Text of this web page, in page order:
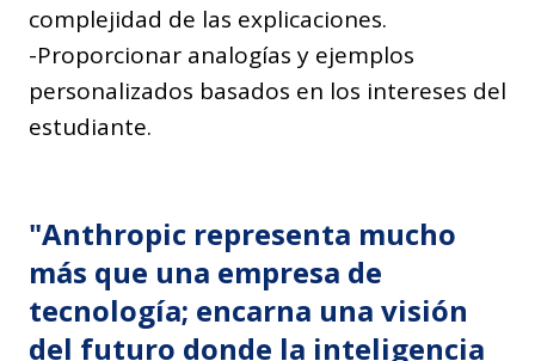
complejidad de las explicaciones.
-Proporcionar analogías y ejemplos
personalizados basados en los intereses del
estudiante.
"Anthropic representa mucho
más que una empresa de
tecnología; encarna una visión
del futuro donde la inteligencia